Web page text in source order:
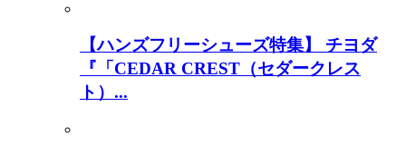
【ハンズフリーシューズ特集】 チヨダ
『「CEDAR CREST（セダークレス
ト）...